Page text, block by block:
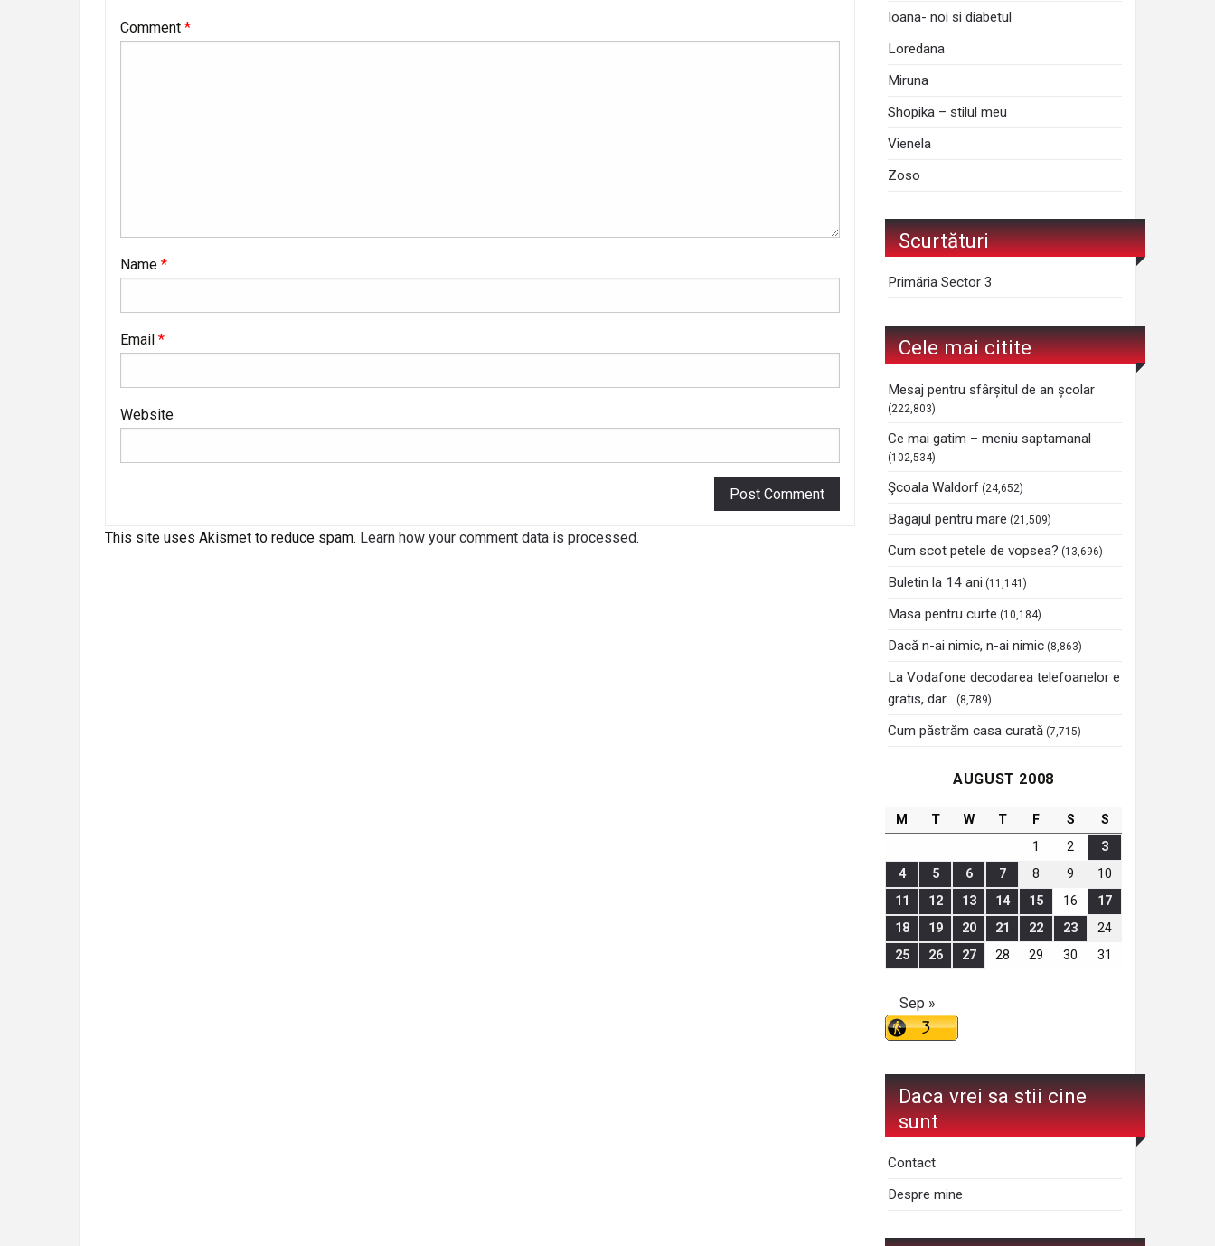
Comment *
Name *
Email *
Website
This site uses Akismet to reduce spam. Learn how your comment data is processed.
Ioana- noi si diabetul
Loredana
Miruna
Shopika – stilul meu
Vienela
Zoso
Scurtături
Primăria Sector 3
Cele mai citite
Mesaj pentru sfârșitul de an școlar
(222,803)
Ce mai gatim – meniu saptamanal
(102,534)
Şcoala Waldorf (24,652)
Bagajul pentru mare (21,509)
Cum scot petele de vopsea? (13,696)
Buletin la 14 ani (11,141)
Masa pentru curte (10,184)
Dacă n-ai nimic, n-ai nimic (8,863)
La Vodafone decodarea telefoanelor e
gratis, dar… (8,789)
Cum păstrăm casa curată (7,715)
AUGUST 2008
M T W T F S
S
1
2
3
4
5 6 7 8 9
10
11
12 13 14 15 16
17
18
19 20 21 22 23
24
25
26 27 28 29 30 31
Sep »
Daca vrei sa stii cine
sunt
Contact
Despre mine